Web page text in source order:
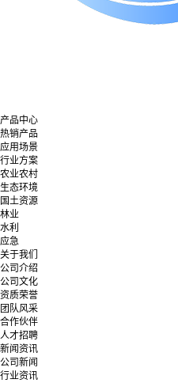
产品中心
热销产品
应用场景
行业方案
农业农村
生态环境
国土资源
林业
水利
应急
关于我们
公司介绍
公司文化
资质荣誉
团队风采
合作伙伴
人才招聘
新闻资讯
公司新闻
行业资讯